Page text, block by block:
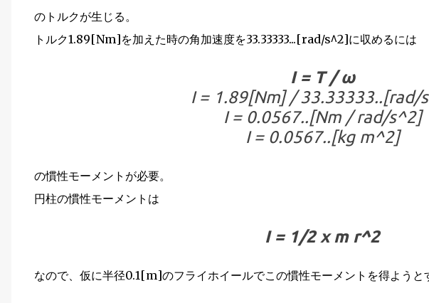
のトルクが生じる。
トルク1.89[Nm]を加えた時の角加速度を33.33333...[rad/s^2]に収めるには
I = T / ω
I = 1.89[Nm] / 33.33333..[rad/
I = 0.0567..[Nm / rad/s^2]
I = 0.0567..[kg m^2]
の慣性モーメントが必要。
円柱の慣性モーメントは
I = 1/2 x m r^2
なので、仮に半径0.1[m]のフライホイールでこの慣性モーメントを得ようと